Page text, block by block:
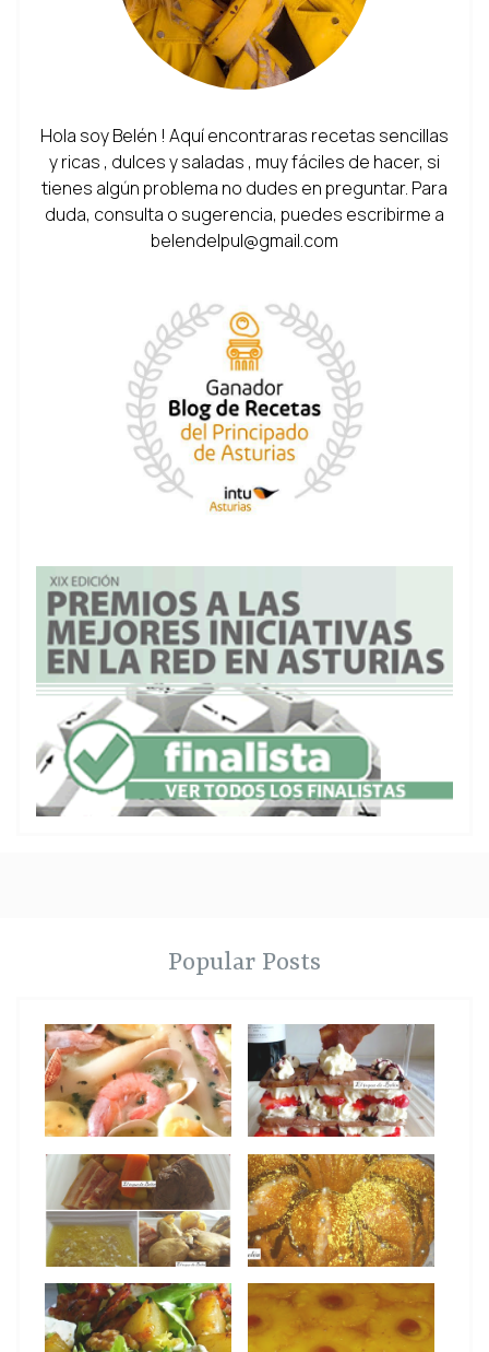
Hola soy Belén ! Aquí encontraras recetas sencillas
y ricas , dulces y saladas , muy fáciles de hacer, si
tienes algún problema no dudes en preguntar. Para
duda, consulta o sugerencia, puedes escribirme a
belendelpul@gmail.com
Popular Posts